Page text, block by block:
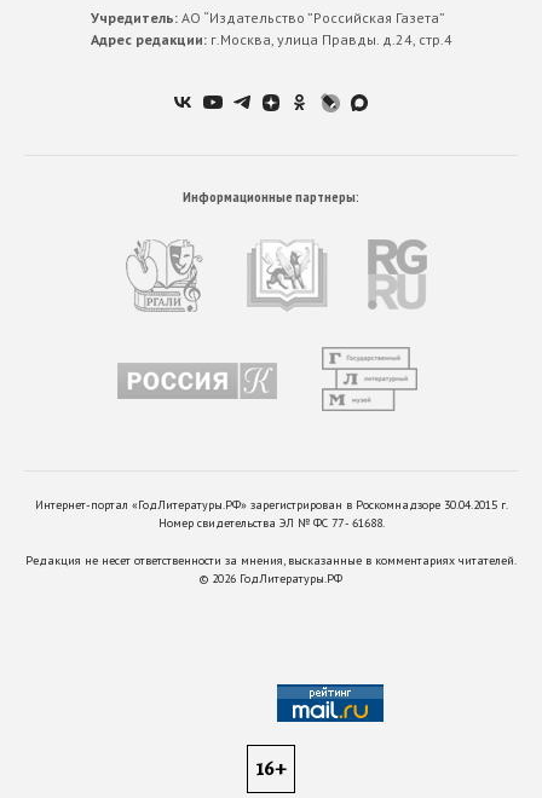
Учредитель:АО “Издательство ”Российская Газета”
Адрес редакции:г.Москва, улица Правды. д.24, стр.4
Информационные партнеры:
Интернет-портал «ГодЛитературы.РФ» зарегистрирован в Роскомнадзоре 30.04.2015 г.
Номер свидетельства ЭЛ № ФС 77 - 61688.
Редакция не несет ответственности за мнения, высказанные в комментариях читателей.
© 2026 ГодЛитературы.РФ
16+